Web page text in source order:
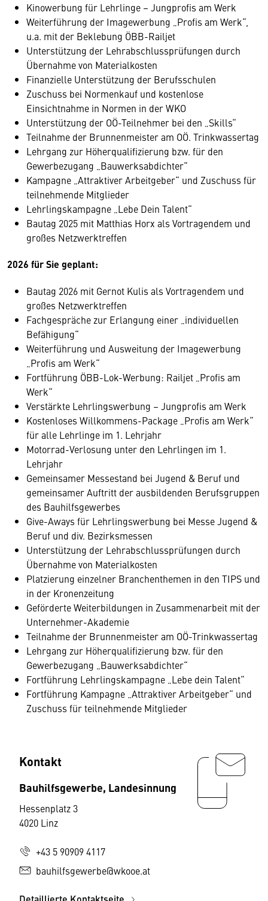
Kinowerbung für Lehrlinge – Jungprofis am Werk
Weiterführung der Imagewerbung „Profis am Werk“,
u.a. mit der Beklebung ÖBB-Railjet
Unterstützung der Lehrabschlussprüfungen durch
Übernahme von Materialkosten
Finanzielle Unterstützung der Berufsschulen
Zuschuss bei Normenkauf und kostenlose
Einsichtnahme in Normen in der WKO
Unterstützung der OÖ-Teilnehmer bei den „Skills“
Teilnahme der Brunnenmeister am OÖ. Trinkwassertag
Lehrgang zur Höherqualifizierung bzw. für den
Gewerbezugang „Bauwerksabdichter“
Kampagne „Attraktiver Arbeitgeber“ und Zuschuss für
teilnehmende Mitglieder
Lehrlingskampagne „Lebe Dein Talent“
Bautag 2025 mit Matthias Horx als Vortragendem und
großes Netzwerktreffen
2026 für Sie geplant:
Bautag 2026 mit Gernot Kulis als Vortragendem und
großes Netzwerktreffen
Fachgespräche zur Erlangung einer „individuellen
Befähigung“
Weiterführung und Ausweitung der Imagewerbung
„Profis am Werk“
Fortführung ÖBB-Lok-Werbung: Railjet „Profis am
Werk“
Verstärkte Lehrlingswerbung – Jungprofis am Werk
Kostenloses Willkommens-Package „Profis am Werk“
für alle Lehrlinge im 1. Lehrjahr
Motorrad-Verlosung unter den Lehrlingen im 1.
Lehrjahr
Gemeinsamer Messestand bei Jugend & Beruf und
gemeinsamer Auftritt der ausbildenden Berufsgruppen
des Bauhilfsgewerbes
Give-Aways für Lehrlingswerbung bei Messe Jugend &
Beruf und div. Bezirksmessen
Unterstützung der Lehrabschlussprüfungen durch
Übernahme von Materialkosten
Platzierung einzelner Branchenthemen in den TIPS und
in der Kronenzeitung
Geförderte Weiterbildungen in Zusammenarbeit mit der
Unternehmer-Akademie
Teilnahme der Brunnenmeister am OÖ-Trinkwassertag
Lehrgang zur Höherqualifizierung bzw. für den
Gewerbezugang „Bauwerksabdichter“
Fortführung Lehrlingskampagne „Lebe dein Talent“
Fortführung Kampagne „Attraktiver Arbeitgeber“ und
Zuschuss für teilnehmende Mitglieder
Kontakt
Bauhilfsgewerbe, Landesinnung
Hessenplatz 3
4020 Linz
+43 5 90909 4117
bauhilfsgewerbe@wkooe.at